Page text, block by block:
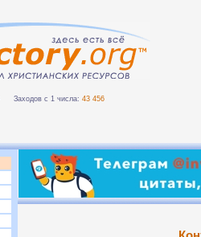
Заходов с 1 числа: 43 456